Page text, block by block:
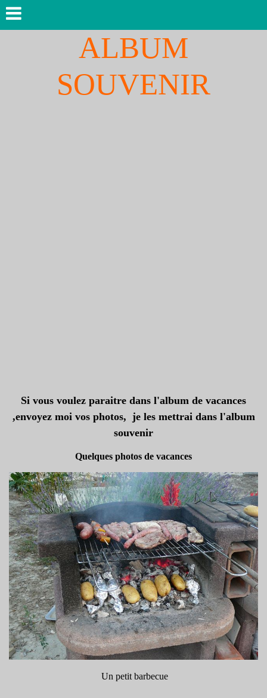
ALBUM
SOUVENIR
Si vous voulez paraitre dans l'album de vacances
,envoyez moi vos photos, je les mettrai dans l'album
souvenir
Quelques photos de vacances
Un petit barbecue